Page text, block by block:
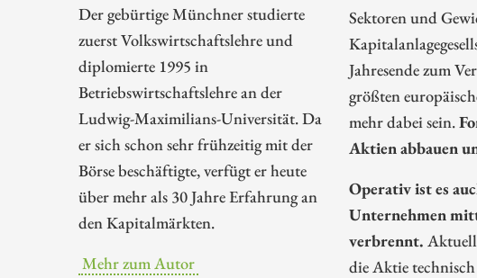
Der gebürtige Münchner studierte
zuerst Volkswirtschaftslehre und
diplomierte 1995 in
Betriebswirtschaftslehre an der
Ludwig-Maximilians-Universität. Da
er sich schon sehr frühzeitig mit der
Börse beschäftigte, verfügt er heute
über mehr als 30 Jahre Erfahrung an
den Kapitalmärkten.
Mehr zum Autor
Sektoren und
Jahresende zum
größten
mehr dabei sein.
Aktien abbauen
Operativ ist es
Unternehmen
verbrennt. Aktuell
die Aktie